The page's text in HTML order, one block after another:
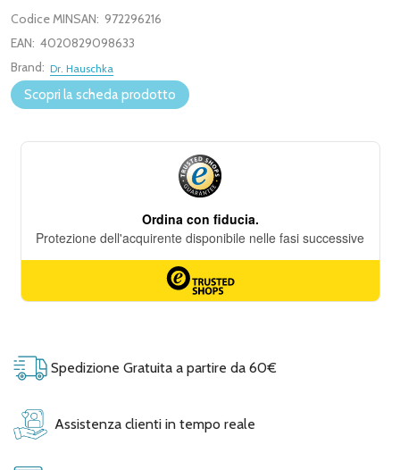
Codice MINSAN: 972296216
EAN: 4020829098633
Brand: Dr. Hauschka
Scopri la scheda prodotto
Spedizione Gratuita a partire da 60€
Assistenza clienti in tempo reale